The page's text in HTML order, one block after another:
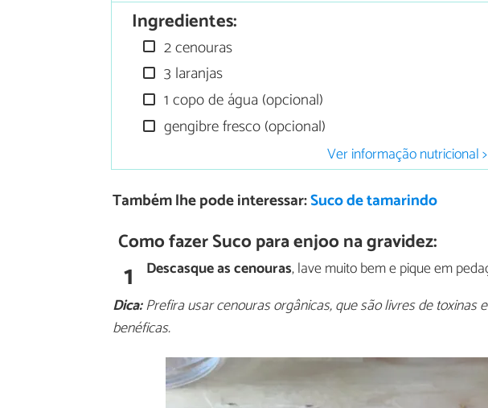
Ingredientes:
2 cenouras
3 laranjas
1 copo de água (opcional)
gengibre fresco (opcional)
Ver informação nutricional >
Também lhe pode interessar:Suco de tamarindo
Como fazer Suco para enjoo na gravidez:
1 Descasque as cenouras, lave muito bem e pique em
Dica:Prefira usar cenouras orgânicas, que são livres de toxinas
benéficas.